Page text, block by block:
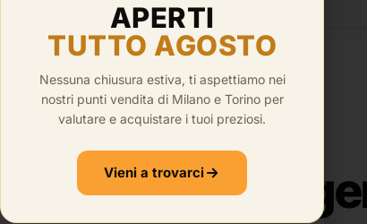
BLOG
·6min di lettura
835 oro o
APERTI
TUTTO AGOSTO
Nessuna chiusura estiva, ti aspettiamo nei
nostri punti vendita di Milano e Torino per
valutare e acquistare i tuoi preziosi.
Vieni a trovarci